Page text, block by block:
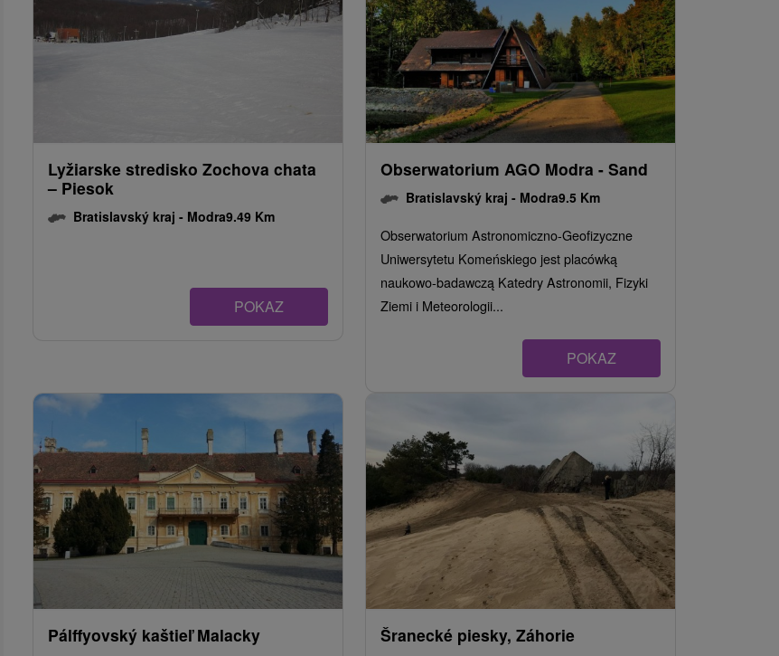
Lyžiarske stredisko Zochova chata
– Piesok
Bratislavský kraj - Modra9.49 Km
POKAZ
Obserwatorium AGO Modra - Sand
Bratislavský kraj - Modra9.5 Km
Obserwatorium Astronomiczno-Geofizyczne
Uniwersytetu Komeńskiego jest placówką
naukowo-badawczą Katedry Astronomii, Fizyki
Ziemi i Meteorologii...
POKAZ
Pálffyovský kaštieľ Malacky Šranecké piesky, Záhorie